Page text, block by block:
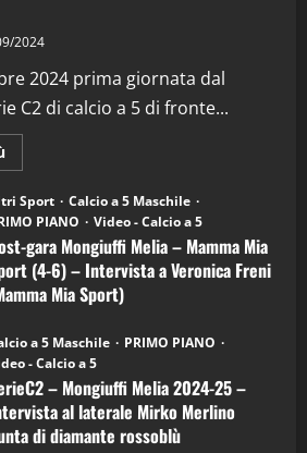
2024
2024 prima giornata dal
C2 di calcio a 5 di fronte...
informazioni
Post-
gara
Mongiuffi
Melia
–
Mamma
Mia
Sport
6)
–
Intervista
a
mister
Arturo
Carciotto
(Mongiuffi
Sport
Calcio a 5 Maschile
PIANO
Video - Calcio a 5
gara Mongiuffi Melia – Mamma Mia
(4-6) – Intervista a Veronica Freni
Mia Sport)
a 5 Maschile
PRIMO PIANO
- Calcio a 5
– Mongiuffi Melia 2024-25 –
al laterale Mirko Merlino
di diamante rossoblù
in Podcast: 29^ Puntata
28 Aprile 2026)
28/04/2026
in Podcast
in Podcast: 28^ Puntata
21 Aprile 2026)
21/04/2026
in Podcast: 27^ Puntata
14 Aprile 2026)
15/04/2026